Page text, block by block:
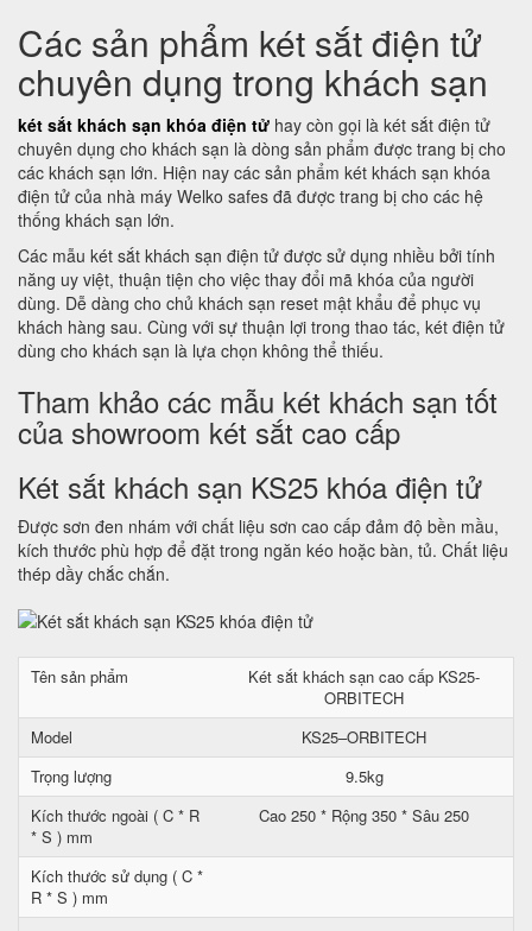
Các sản phẩm két sắt điện tử
chuyên dụng trong khách sạn
két sắt khách sạn khóa điện tử hay còn gọi là két sắt điện tử
chuyên dụng cho khách sạn là dòng sản phẩm được trang bị cho
các khách sạn lớn. Hiện nay các sản phẩm két khách sạn khóa
điện tử của nhà máy Welko safes đã được trang bị cho các hệ
thống khách sạn lớn.
Các mẫu két sắt khách sạn điện tử được sử dụng nhiều bởi tính
năng uy việt, thuận tiện cho việc thay đổi mã khóa của người
dùng. Dễ dàng cho chủ khách sạn reset mật khẩu để phục vụ
khách hàng sau. Cùng với sự thuận lợi trong thao tác, két điện tử
dùng cho khách sạn là lựa chọn không thể thiếu.
Tham khảo các mẫu két khách sạn tốt
của showroom két sắt cao cấp
Két sắt khách sạn KS25 khóa điện tử
Được sơn đen nhám với chất liệu sơn cao cấp đảm độ bền mầu,
kích thước phù hợp để đặt trong ngăn kéo hoặc bàn, tủ. Chất liệu
thép dầy chắc chắn.
Tên sản phẩm
Két sắt khách sạn cao cấp KS25-
ORBITECH
Model
KS25–ORBITECH
Trọng lượng
9.5kg
Kích thước ngoài ( C * R
* S ) mm
Cao 250 * Rộng 350 * Sâu 250
Kích thước sử dụng ( C *
R * S ) mm